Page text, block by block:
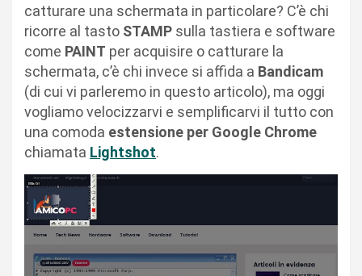
catturare una schermata in particolare? C’è chi
ricorre al tasto STAMP sulla tastiera e software
come PAINT per acquisire o catturare la
schermata, c’è chi invece si affida a Bandicam
(di cui vi parleremo in questo articolo), ma oggi
vogliamo velocizzarvi e semplificarvi il tutto con
una comoda estensione per Google Chrome
chiamata Lightshot.